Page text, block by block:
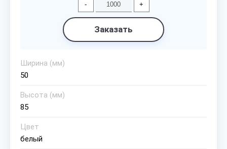
- +
Заказать
Ширина (мм)
50
Высота (мм)
85
Цвет
белый